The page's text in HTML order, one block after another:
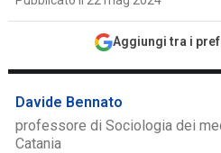
Aggiungi tra i
Davide Bennato
professore di Sociologia dei
Catania